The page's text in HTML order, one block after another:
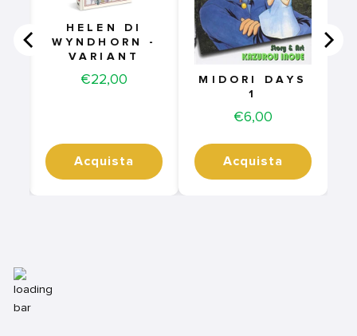
HELEN DI
WYNDHORN -
VARIANT
Price
€22,00
Acquista
MIDORI DAYS
1
Price
€6,00
Acquista